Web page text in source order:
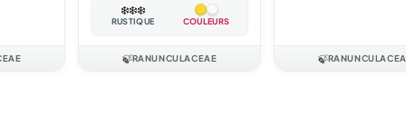
❄️❄️❄️
RUSTIQUE COULEURS
🍃RANUNCULACEAE 🍃